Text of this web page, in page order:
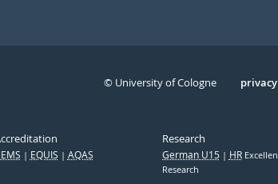
Serivce
© University of Cologne
EQUIS AQAS
Research
German U15 HR
Research